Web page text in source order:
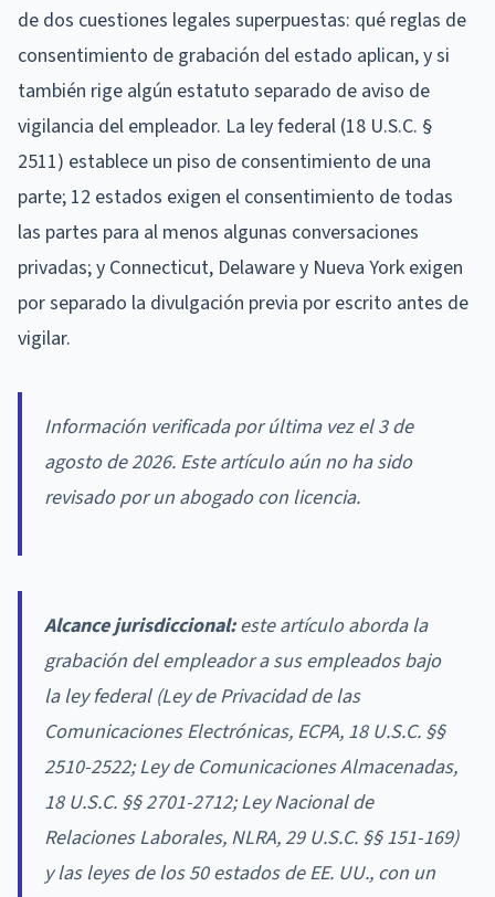
de dos cuestiones legales superpuestas: qué reglas de
consentimiento de grabación del estado aplican, y si
también rige algún estatuto separado de aviso de
vigilancia del empleador. La ley federal (18 U.S.C. §
2511) establece un piso de consentimiento de una
parte; 12 estados exigen el consentimiento de todas
las partes para al menos algunas conversaciones
privadas; y Connecticut, Delaware y Nueva York exigen
por separado la divulgación previa por escrito antes de
vigilar.
Información verificada por última vez el 3 de
agosto de 2026. Este artículo aún no ha sido
revisado por un abogado con licencia.
Alcance jurisdiccional:este artículo aborda la
grabación del empleador a sus empleados bajo
la ley federal (Ley de Privacidad de las
Comunicaciones Electrónicas, ECPA, 18 U.S.C. §§
2510-2522; Ley de Comunicaciones Almacenadas,
18 U.S.C. §§ 2701-2712; Ley Nacional de
Relaciones Laborales, NLRA, 29 U.S.C. §§ 151-169)
y las leyes de los 50 estados de EE. UU., con un